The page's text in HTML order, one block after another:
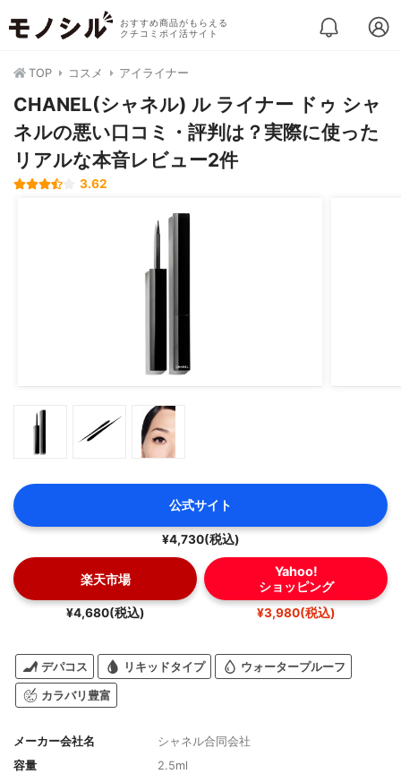
おすすめ商品がもらえる
クチコミポイ活サイト
TOP コスメ アイライナー
CHANEL(シャネル) ル ライナー ドゥ シャ
ネルの悪い口コミ・評判は？実際に使った
リアルな本音レビュー2件
3.62
公式サイト
¥4,730(税込)
楽天市場
¥4,680(税込)
Yahoo!
ショッピング
¥3,980(税込)
デパコス リキッドタイプ ウォータープルーフ
カラバリ豊富
メーカー会社名
シャネル合同会社
容量
2.5ml